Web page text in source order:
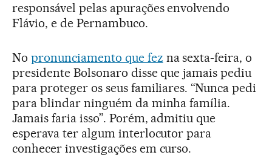
responsável pelas apurações envolvendo
Flávio, e de Pernambuco.
No pronunciamento que fez na sexta-feira, o
presidente Bolsonaro disse que jamais pediu
para proteger os seus familiares. “Nunca pedi
para blindar ninguém da minha família.
Jamais faria isso”. Porém, admitiu que
esperava ter algum interlocutor para
conhecer investigações em curso.